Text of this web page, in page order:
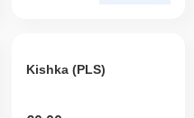
Kishka (PLS)